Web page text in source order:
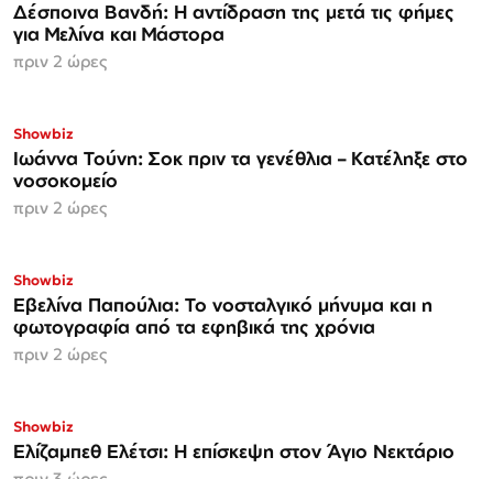
Δέσποινα Βανδή: Η αντίδραση της μετά τις φήμες
για Μελίνα και Μάστορα
πριν 2 ώρες
Showbiz
Ιωάννα Τούνη: Σοκ πριν τα γενέθλια – Κατέληξε στο
νοσοκομείο
πριν 2 ώρες
Showbiz
Εβελίνα Παπούλια: Το νοσταλγικό μήνυμα και η
φωτογραφία από τα εφηβικά της χρόνια
πριν 2 ώρες
Showbiz
Ελίζαμπεθ Ελέτσι: Η επίσκεψη στον Άγιο Νεκτάριο